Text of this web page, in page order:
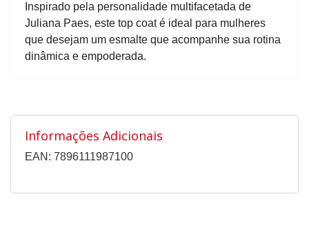
Inspirado pela personalidade multifacetada de
Juliana Paes, este top coat é ideal para mulheres
que desejam um esmalte que acompanhe sua rotina
dinâmica e empoderada.
Informações Adicionais
EAN: 7896111987100